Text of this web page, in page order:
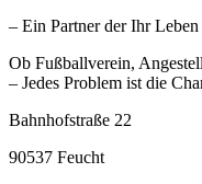
– Ein Partner der Ihr
Ob Fußballverein,
– Jedes Problem ist die
Bahnhofstraße 22
90537 Feucht